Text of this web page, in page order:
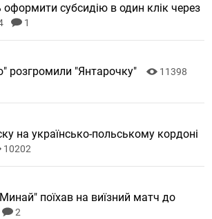
оформити субсидію в один клік через
1
розгромили "Янтарочку"
11398
на українсько-польському кордоні
10202
поїхав на виїзний матч до
2